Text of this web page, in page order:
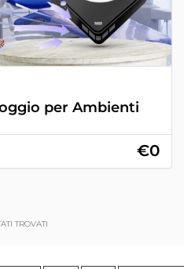
per Ambienti
€0
TROVATI